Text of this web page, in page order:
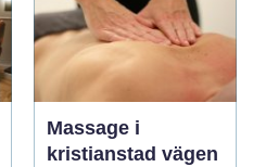
Massage i
kristianstad vägen